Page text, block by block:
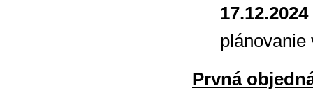
plánovanie
Prvná